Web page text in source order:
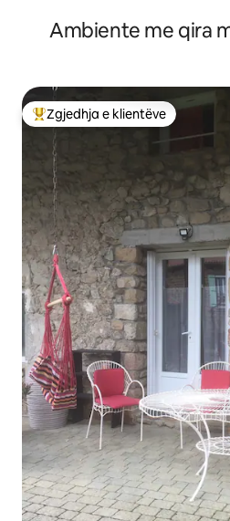
Ambiente me qira
Më të mirat e zgjedhjeve të
Zgjedhja e klientëve